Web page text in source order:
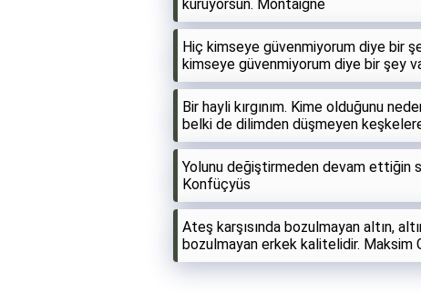
kuruyorsun. Montaigne
Hiç kimseye güvenmiyorum diye bir
kimseye güvenmiyorum diye bir şey
Bir hayli kırgınım. Kime olduğunu
belki de dilimden düşmeyen
Yolunu değiştirmeden devam ettiğin
Konfüçyüs
Ateş karşısında bozulmayan altın,
bozulmayan erkek kalitelidir. Maksim